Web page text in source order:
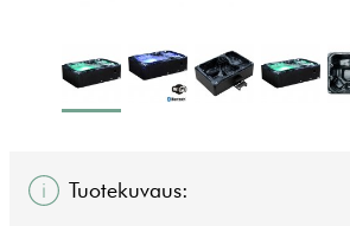
Tuotekuvaus: